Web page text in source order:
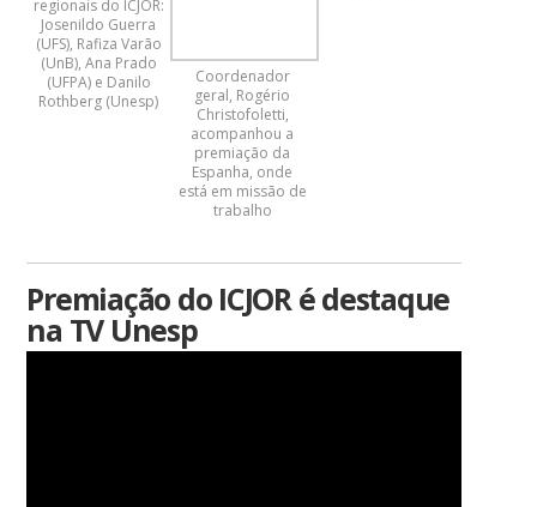
regionais do ICJOR:
Josenildo Guerra
(UFS), Rafiza Varão
(UnB), Ana Prado
(UFPA) e Danilo
Rothberg (Unesp)
Coordenador
geral, Rogério
Christofoletti,
acompanhou a
premiação da
Espanha, onde
está em missão de
trabalho
Premiação do ICJOR é destaque
na TV Unesp